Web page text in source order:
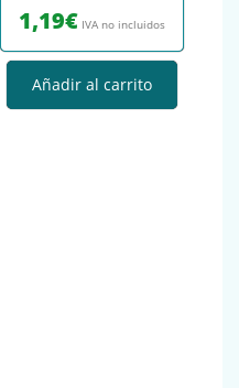
1,19€ IVA no incluidos
Añadir al carrito